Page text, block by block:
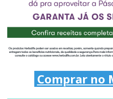
Comprar no